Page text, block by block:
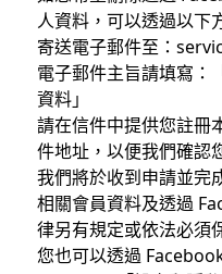
人資料，可以透過以下
寄送電子郵件至：
電子郵件主旨請填寫：
資料」
請在信件中提供您註冊
件地址，以便我們確認
我們將於收到申請並完
相關會員資料及透過
律另有規定或依法必須
您也可以透過